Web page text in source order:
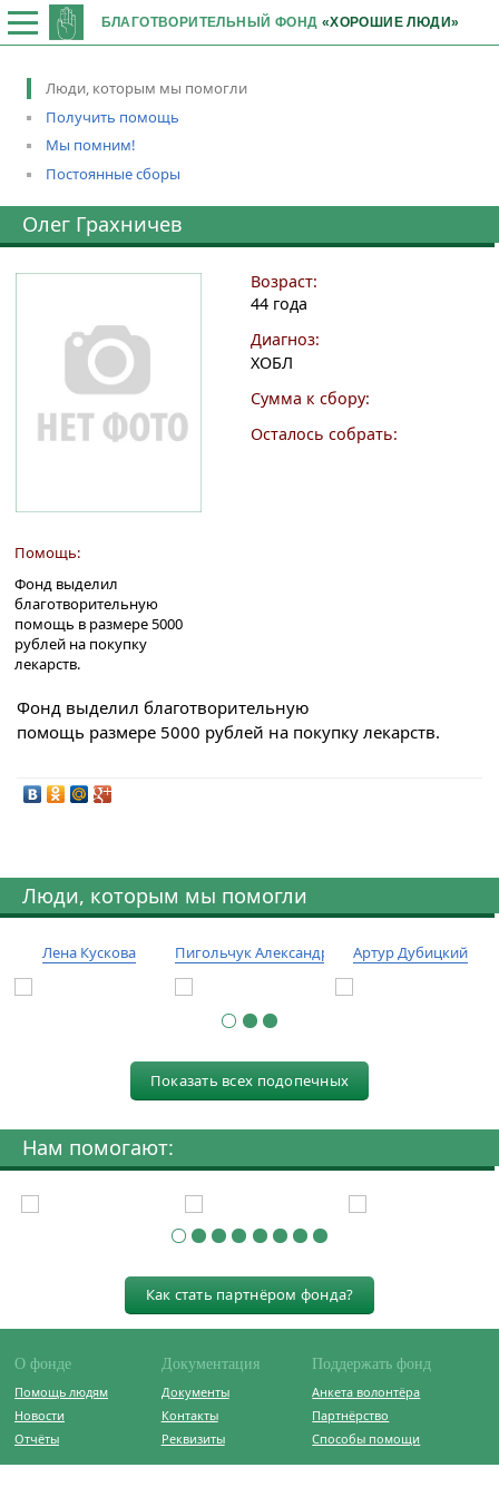
БЛАГОТВОРИТЕЛЬНЫЙ ФОНД «ХОРОШИЕ ЛЮДИ»
Люди, которым мы помогли
Получить помощь
Мы помним!
Постоянные сборы
Олег Грахничев
Возраст:
44 года
Диагноз:
ХОБЛ
Сумма к сбору:
Осталось собрать:
Помощь:
Фонд выделил
благотворительную
помощь в размере 5000
рублей на покупку
лекарств.
Фонд выделил благотворительную
помощь размере 5000 рублей на покупку лекарств.
Люди, которым мы помогли
Лена Кускова Пигольчук Александр Артур Дубицкий
Показать всех подопечных
Нам помогают:
Как стать партнёром фонда?
О фонде
Помощь людям
Новости
Отчёты
Документация
Документы
Контакты
Реквизиты
Поддержать фонд
Анкета волонтёра
Партнёрство
Способы помощи